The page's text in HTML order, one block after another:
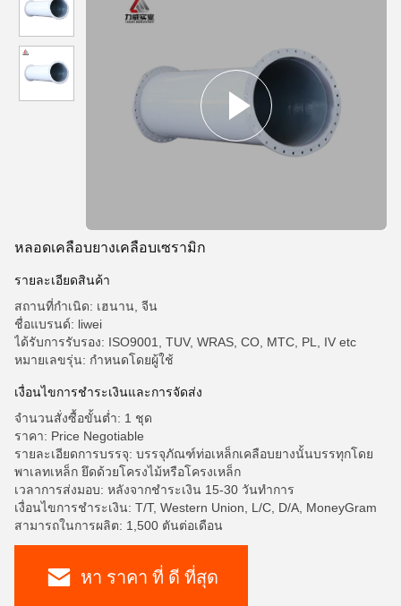
หลอดเคลือบยางเคลือบเซรามิก
รายละเอียดสินค้า
สถานที่กำเนิด: เฮนาน, จีน
ชื่อแบรนด์: liwei
ได้รับการรับรอง: ISO9001, TUV, WRAS, CO, MTC, PL, IV etc
หมายเลขรุ่น: กำหนดโดยผู้ใช้
เงื่อนไขการชําระเงินและการจัดส่ง
จำนวนสั่งซื้อขั้นต่ำ: 1 ชุด
ราคา: Price Negotiable
รายละเอียดการบรรจุ: บรรจุภัณฑ์ท่อเหล็กเคลือบยางนั้นบรรทุกโดย
พาเลทเหล็ก ยึดด้วยโครงไม้หรือโครงเหล็ก
เวลาการส่งมอบ: หลังจากชำระเงิน 15-30 วันทำการ
เงื่อนไขการชำระเงิน: T/T, Western Union, L/C, D/A, MoneyGram
สามารถในการผลิต: 1,500 ตันต่อเดือน
หา ราคา ที่ ดี ที่สุด